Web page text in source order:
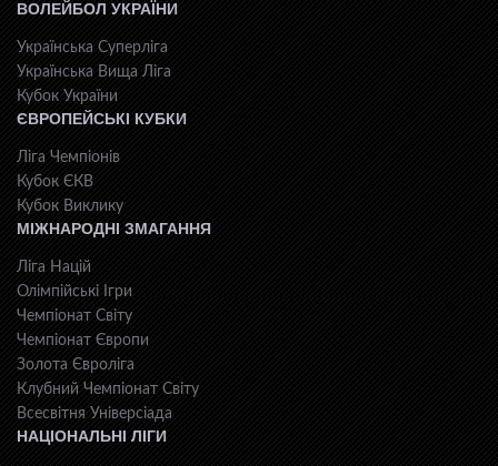
ВОЛЕЙБОЛ УКРАЇНИ
Українська Суперліга
Українська Вища Ліга
Кубок України
ЄВРОПЕЙСЬКІ КУБКИ
Ліга Чемпіонів
Кубок ЄКВ
Кубок Виклику
МІЖНАРОДНІ ЗМАГАННЯ
Ліга Націй
Олімпійські Ігри
Чемпіонат Світу
Чемпіонат Європи
Золота Євроліга
Клубний Чемпіонат Світу
Всесвiтня Унiверсiaда
НАЦІОНАЛЬНІ ЛІГИ